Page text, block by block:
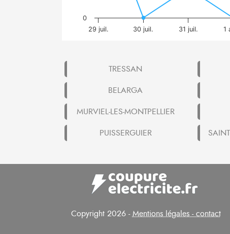
29 juil. 30 juil. 31 juil. 1
0
TRESSAN
BELARGA
MURVIEL-LES-MONTPELLIER
PUISSERGUIER
Copyright 2026 -Mentions légales - contact